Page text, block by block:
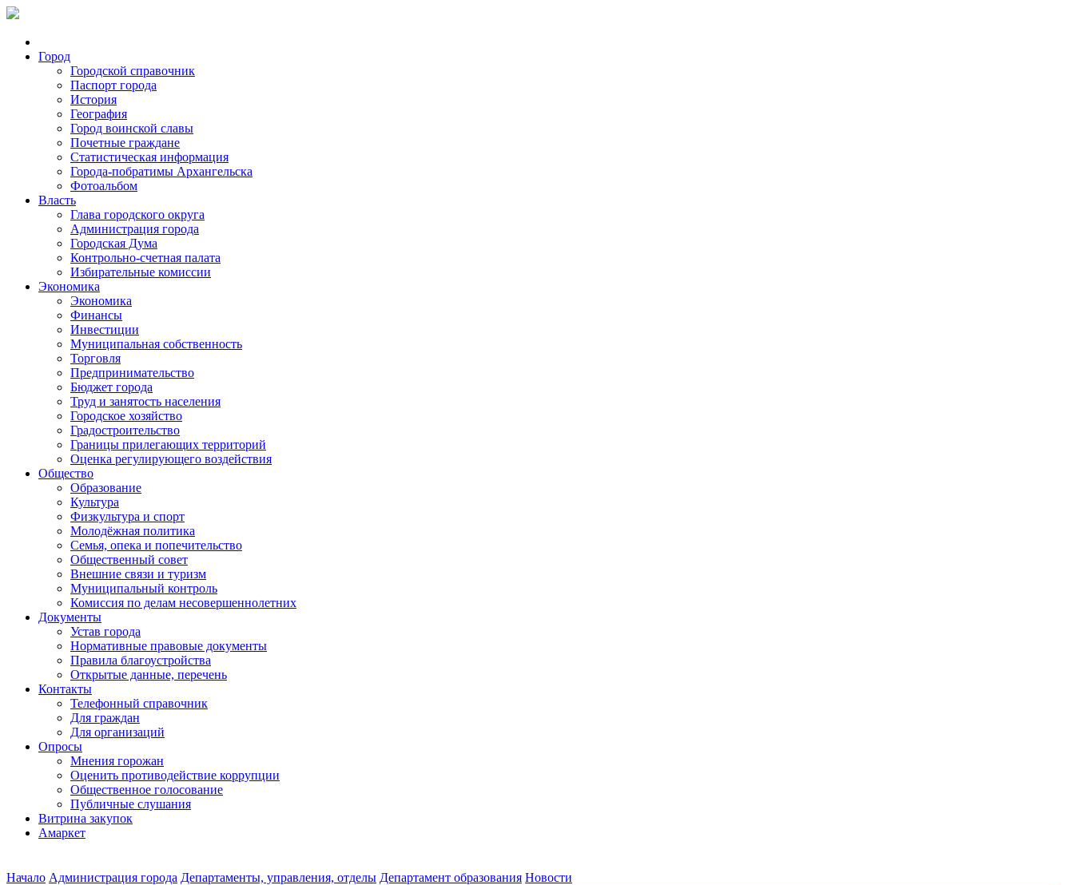
Город
Городской справочник
Паспорт города
История
География
Город воинской славы
Почетные граждане
Статистическая информация
Города-побратимы Архангельска
Фотоальбом
Власть
Глава городского округа
Администрация города
Городская Дума
Контрольно-счетная палата
Избирательные комиссии
Экономика
Экономика
Финансы
Инвестиции
Муниципальная собственность
Торговля
Предпринимательство
Бюджет города
Труд и занятость населения
Городское хозяйство
Градостроительство
Границы прилегающих территорий
Оценка регулирующего воздействия
Общество
Образование
Культура
Физкультура и спорт
Молодёжная политика
Семья, опека и попечительство
Общественный совет
Внешние связи и туризм
Муниципальный контроль
Комиссия по делам несовершеннолетних
Документы
Устав города
Нормативные правовые документы
Правила благоустройства
Открытые данные, перечень
Контакты
Телефонный справочник
Для граждан
Для организаций
Опросы
Мнения горожан
Оценить противодействие коррупции
Общественное голосование
Публичные слушания
Витрина закупок
Амаркет
Начало Администрация города Департаменты, управления, отделы Департамент образования Новости